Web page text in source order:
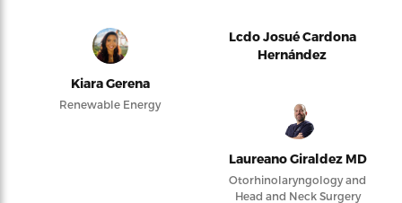
Kiara Gerena
Renewable Energy
Lcdo Josué Cardona
Hernández
Laureano Giraldez MD
Otorhinolaryngology and
Head and Neck Surgery